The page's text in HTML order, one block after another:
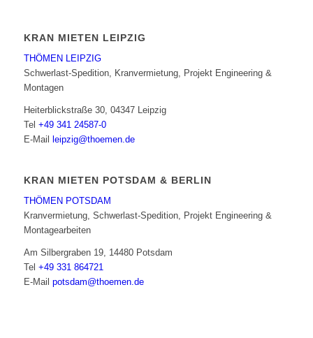
KRAN MIETEN LEIPZIG
THÖMEN LEIPZIG
Schwerlast-Spedition, Kranvermietung, Projekt Engineering &
Montagen
Heiterblickstraße 30, 04347 Leipzig
Tel +49 341 24587-0
E-Mail
leipzig@thoemen.de
KRAN MIETEN POTSDAM & BERLIN
THÖMEN POTSDAM
Kranvermietung, Schwerlast-Spedition, Projekt Engineering &
Montagearbeiten
Am Silbergraben 19, 14480 Potsdam
Tel +49 331 864721
E-Mail potsdam@thoemen.de